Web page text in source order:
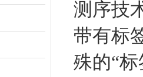
测序技
带有标
殊的“